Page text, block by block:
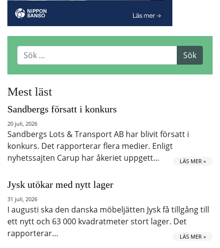
Mest läst
Sandbergs försatt i konkurs
20 juli, 2026
Sandbergs Lots & Transport AB har blivit försatt i
konkurs. Det rapporterar flera medier. Enligt
nyhetssajten Carup har åkeriet uppgett…
LÄS MER »
Jysk utökar med nytt lager
31 juli, 2026
I augusti ska den danska möbeljätten Jysk få tillgång till
ett nytt och 63 000 kvadratmeter stort lager. Det
rapporterar…
LÄS MER »